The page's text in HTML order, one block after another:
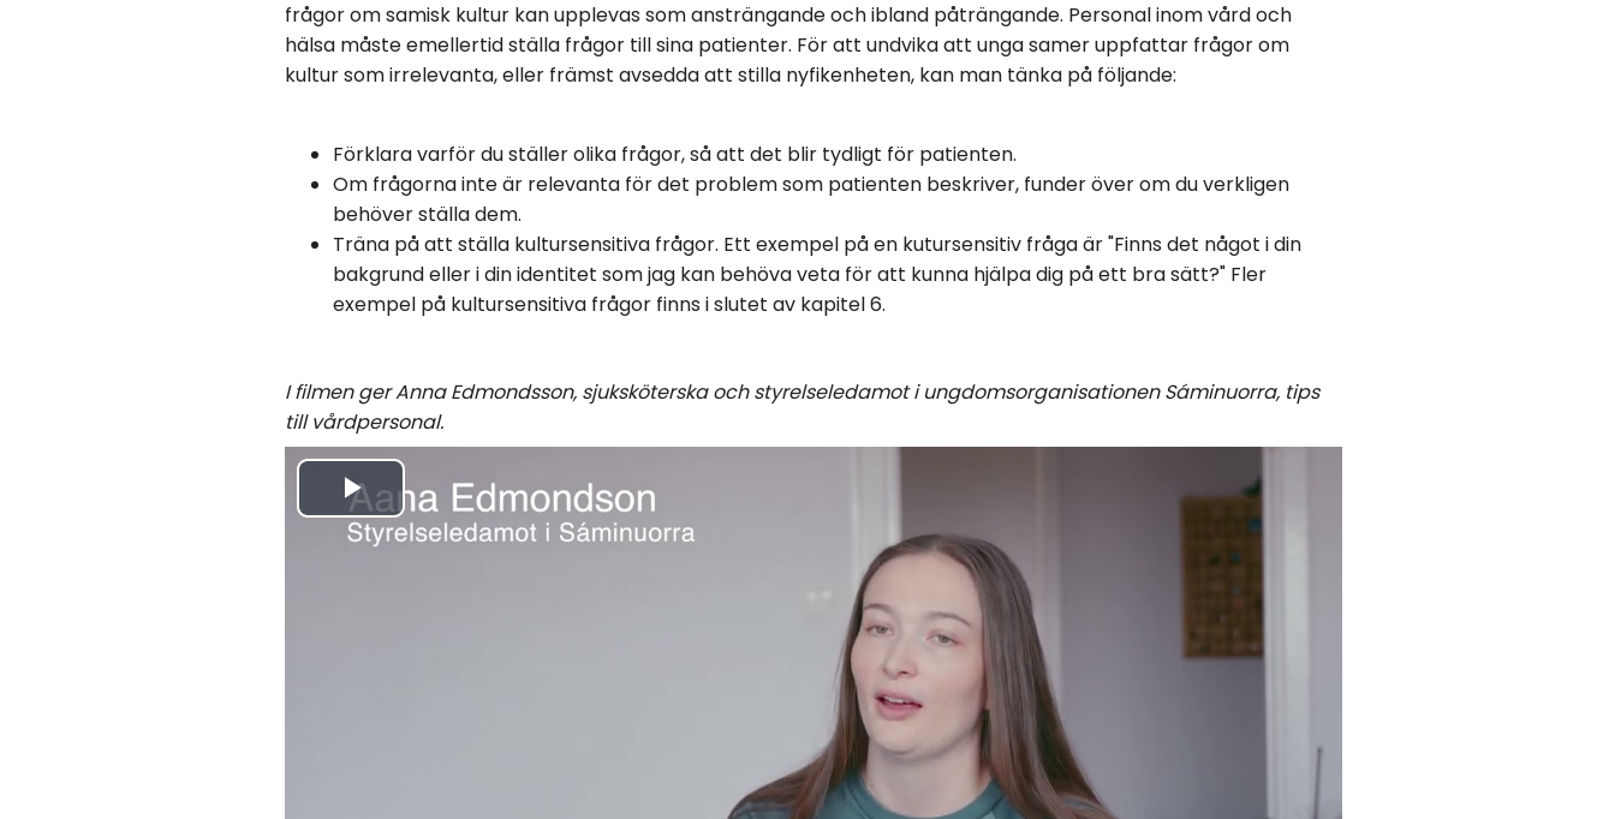
frågor om samisk kultur kan upplevas som ansträngande och ibland påträngande. Personal inom vård och
hälsa måste emellertid ställa frågor till sina patienter. För att undvika att unga samer uppfattar frågor om
kultur som irrelevanta, eller främst avsedda att stilla nyfikenheten, kan man tänka på följande:
Förklara varför du ställer olika frågor, så att det blir tydligt för patienten.
Om frågorna inte är relevanta för det problem som patienten beskriver, funder över om du verkligen
behöver ställa dem.
Träna på att ställa kultursensitiva frågor. Ett exempel på en kutursensitiv fråga är "Finns det något i din
bakgrund eller i din identitet som jag kan behöva veta för att kunna hjälpa dig på ett bra sätt?" Fler
exempel på kultursensitiva frågor finns i slutet av kapitel 6.
Ifilmen ger Anna Edmondsson, sjuksköterska och styrelseledamot i ungdomsorganisationen Sáminuorra, tips
till vårdpersonal.
Spela